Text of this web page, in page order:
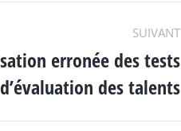
SUIVANT
erronée des tests
d’évaluation des talents